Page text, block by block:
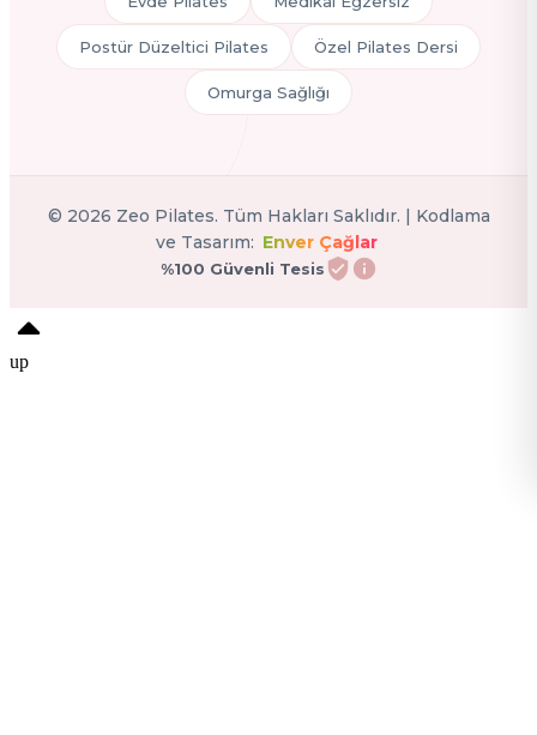
Postür Düzeltici Pilates Özel Pilates Dersi
Omurga Sağlığı
© 2026 Zeo Pilates. Tüm Hakları Saklıdır. | Kodlama
ve Tasarım: Enver Çağlar
%100 Güvenli Tesis
up